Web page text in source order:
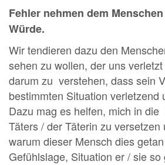
Fehler nehmen dem
Würde.
Wir tendieren dazu den
sehen zu wollen, der uns
darum zu verstehen, dass sein
bestimmten Situation verletzend
Dazu mag es helfen, mich in
Täters / der Täterin zu
warum dieser Mensch dies
Gefühlslage, Situation er / sie so